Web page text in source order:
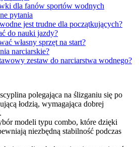
dla fanów sportów wodnych
pytania
jest trudne dla początkujących?
do nauki jazdy?
własny sprzęt na start?
narciarskie?
zestaw do narciarstwa wodnego?
polegająca na ślizganiu się po
łodzią, wymagająca dobrej
modeli typu combo, które dzięki
niezbędną stabilność podczas